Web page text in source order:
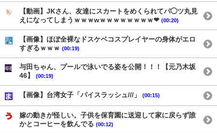
【動画】JKさん、友達にスカートをめくられてパ◯ツ丸見
えになってしまうｗｗｗwｗｗｗｗｗｗｗｗ❤ (00:20)
【画像】ほぼ全裸なドスケベコスプレイヤーの身体がエロ
すぎるｗｗｗ (00:19)
与田ちゃん、プールで泳いでる姿を公開！！！【元乃木坂
46】
(00:19)
【画像】台湾女子「パイスラッシュ///」 (00:15)
嫁の動きが怪しい。子供を保育園に送迎して家に戻らず誰
かとコーヒーを飲んでる (00:12)